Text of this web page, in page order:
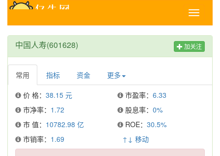
Toggle
中国人寿(601628) 加关注
常用 指标 资金 更多
价 格： 38.15 元 市盈率： 6.33
市净率： 1.72 股息率： 0%
市 值： 10782.98 亿 ROE： 30.5%
市销率： 1.69 ↑↓ 移动